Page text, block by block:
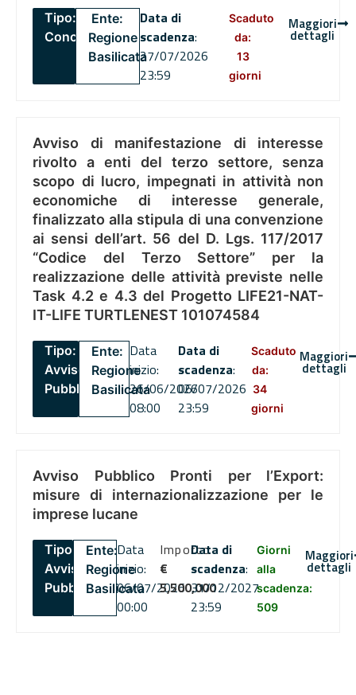
Tipo:
Concorsi
Ente:
Regione
Basilicata
Data di
scadenza:
27/07/2026
23:59
Scaduto
da:
13
giorni
Maggiori
dettagli
Avviso di manifestazione di interesse
rivolto a enti del terzo settore, senza
scopo di lucro, impegnati in attività non
economiche di interesse generale,
finalizzato alla stipula di una convenzione
ai sensi dell’art. 56 del D. Lgs. 117/2017
“Codice del Terzo Settore” per la
realizzazione delle attività previste nelle
Task 4.2 e 4.3 del Progetto LIFE21-NAT-
IT-LIFE TURTLENEST 101074584
Tipo:
Avviso
Pubblico
Ente:
Regione
Basilicata
Data
inizio:
26/06/2026
08:00
Data di
scadenza:
06/07/2026
23:59
Scaduto
da:
34
giorni
Maggiori
dettagli
Avviso Pubblico Pronti per l’Export:
misure di internazionalizzazione per le
imprese lucane
Tipo:
Avviso
Pubblico
Ente:
Regione
Basilicata
Data
inizio:
06/07/2026
00:00
Importo
€
5,500,000
Data di
scadenza:
31/12/2027
23:59
Giorni
alla
scadenza:
509
Maggiori
dettagli